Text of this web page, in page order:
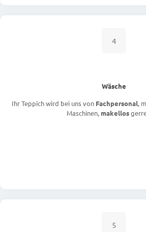
4
Wäsche
Ihr Teppich wird bei uns von Fachpersonal,
Maschinen, makellos
5